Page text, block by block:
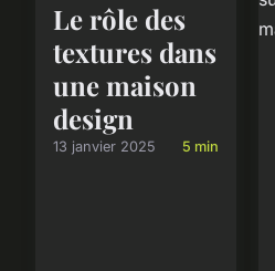
Le rôle des
textures dans
une maison
design
13 janvier 2025 5 min